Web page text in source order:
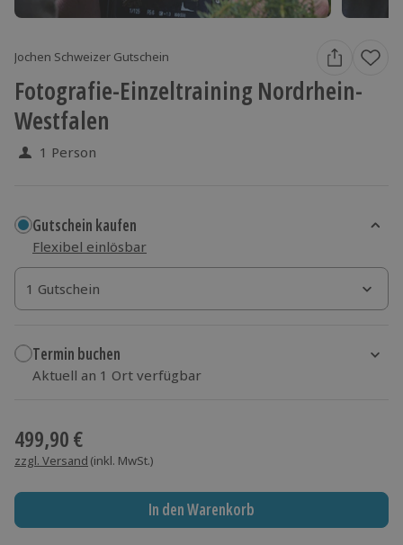
Jochen Schweizer Gutschein
Fotografie-Einzeltraining Nordrhein-
Westfalen
1 Person
Gutschein kaufen
Flexibel einlösbar
1 Gutschein
1 Gutschein
1 Gutschein
Termin buchen
Aktuell an 1 Ort verfügbar
499,90 €
zzgl. Versand (inkl. MwSt.)
In den Warenkorb